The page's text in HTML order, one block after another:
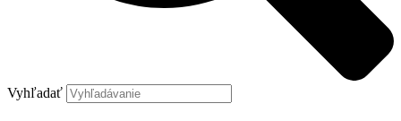
Vyhľadať